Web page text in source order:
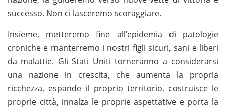
successo. Non ci lasceremo scoraggiare.
Insieme, metteremo fine all’epidemia di patologie
croniche e manterremo i nostri figli sicuri, sani e liberi
da malattie. Gli Stati Uniti torneranno a considerarsi
una nazione in crescita, che aumenta la propria
ricchezza, espande il proprio territorio, costruisce le
proprie città, innalza le proprie aspettative e porta la